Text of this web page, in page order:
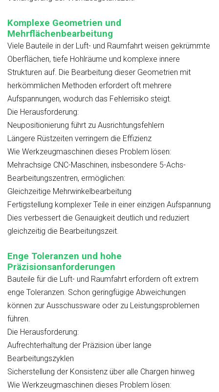
Komplexe Geometrien und
Mehrflächenbearbeitung
Viele Bauteile in der Luft- und Raumfahrt weisen gekrümmte
Oberflächen, tiefe Hohlräume und komplexe innere
Strukturen auf. Die Bearbeitung dieser Geometrien mit
herkömmlichen Methoden erfordert oft mehrere
Aufspannungen, wodurch das Fehlerrisiko steigt.
Die Herausforderung:
Neupositionierung führt zu Ausrichtungsfehlern
Längere Rüstzeiten verringern die Effizienz
Wie Werkzeugmaschinen dieses Problem lösen:
Mehrachsige CNC-Maschinen, insbesondere 5-Achs-
Bearbeitungszentren, ermöglichen:
Gleichzeitige Mehrwinkelbearbeitung
Fertigstellung komplexer Teile in einer einzigen Aufspannung
Dies verbessert die Genauigkeit deutlich und reduziert
gleichzeitig die Bearbeitungszeit.
Enge Toleranzen und hohe
Präzisionsanforderungen
Bauteile für die Luft- und Raumfahrt erfordern oft extrem
enge Toleranzen. Schon geringfügige Abweichungen
können zur Ausschussware oder zu Leistungsproblemen
führen.
Die Herausforderung:
Aufrechterhaltung der Präzision über lange
Bearbeitungszyklen
Sicherstellung der Konsistenz über alle Chargen hinweg
Wie Werkzeugmaschinen dieses Problem lösen: